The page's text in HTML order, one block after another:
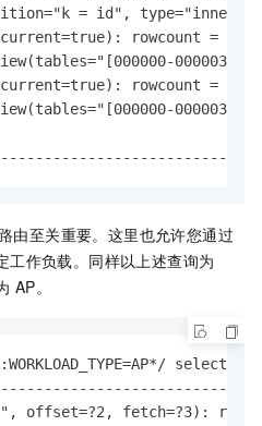
= id",
TP
路由至关重要。这里也允许您通过
工作负载。同样以上述查询为
AP。
ASC", offset=?2,